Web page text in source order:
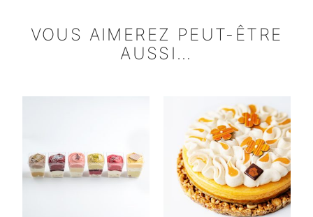
VOUS AIMEREZ PEUT-ÊTRE
AUSSI…